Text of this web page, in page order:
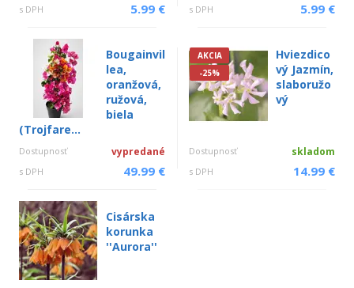
s DPH 5.99 € s DPH 5.99 €
Bougainvil
lea,
oranžová,
ružová,
biela
(Trojfare...
Dostupnosť vypredané
s DPH 49.99 €
AKCIA
-25%
Hviezdico
vý Jazmín,
slaboružo
vý
Dostupnosť skladom
s DPH 14.99 €
Cisárska
korunka
''Aurora''